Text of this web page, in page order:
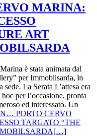
MARINA:
ART
è stata animata dal
per Immobilsarda, in
La Serata L’attesa era
per l’occasione, pronta
ed interessato. Un
PORTO CERVO
TARGATO “THE
[…]